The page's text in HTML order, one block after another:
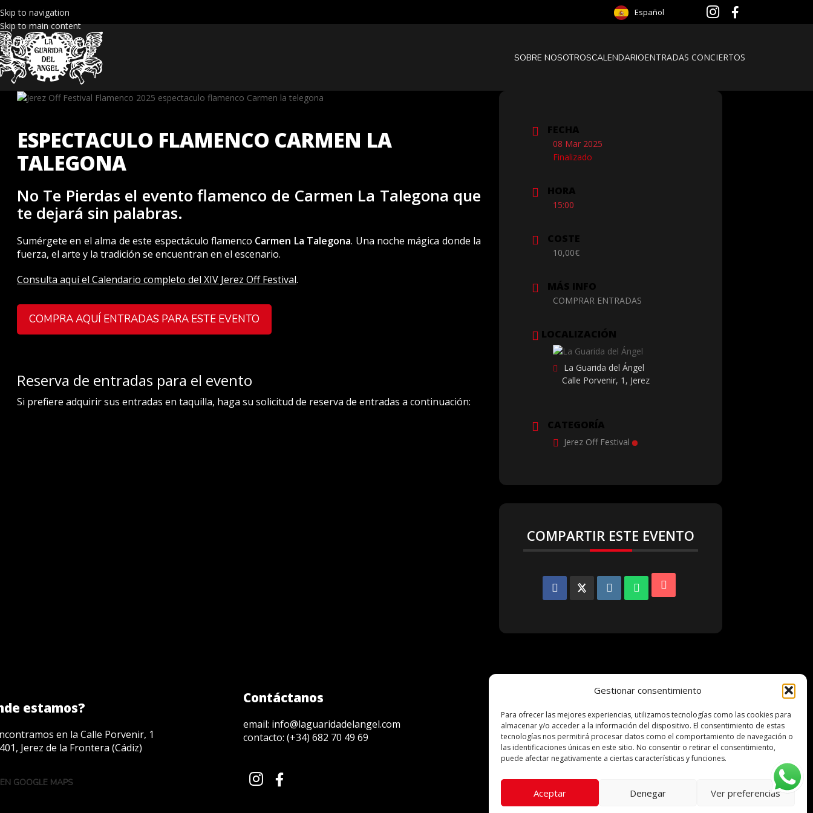
Gestionar consentimiento
Para ofrecer las mejores experiencias, utilizamos tecnologías como las cookies para
almacenar y/o acceder a la información del dispositivo. El consentimiento de estas
tecnologías nos permitirá procesar datos como el comportamiento de navegación o
las identificaciones únicas en este sitio. No consentir o retirar el consentimiento,
puede afectar negativamente a ciertas características y funciones.
Aceptar Denegar Ver preferencias
Skip to navigation
Skip to main content
Español
SOBRE NOSOTROSCALENDARIOENTRADAS CONCIERTOS
ESPECTACULO FLAMENCO CARMEN LA
TALEGONA
No Te Pierdas el evento flamenco de Carmen La Talegona que
te dejará sin palabras.
Sumérgete en el alma de este espectáculo flamenco Carmen La Talegona. Una noche mágica donde la
fuerza, el arte y la tradición se encuentran en el escenario.
Consulta aquí el Calendario completo del XIV Jerez Off Festival.
COMPRA AQUÍ ENTRADAS PARA ESTE EVENTO
Reserva de entradas para el evento
Si prefiere adquirir sus entradas en taquilla, haga su solicitud de reserva de entradas a continuación:
FECHA
08 Mar 2025
Finalizado
HORA
15:00
COSTE
10,00€
MÁS INFO
COMPRAR ENTRADAS
LOCALIZACIÓN
La Guarida del Ángel
Calle Porvenir, 1, Jerez
CATEGORÍA
Jerez Off Festival
COMPARTIR ESTE EVENTO
estamos?
en la Calle Porvenir, 1
Jerez de la Frontera (Cádiz)
GOOGLE MAPS
Contáctanos
email: info@laguaridadelangel.com
contacto: (+34) 682 70 49 69
Patrocinadores